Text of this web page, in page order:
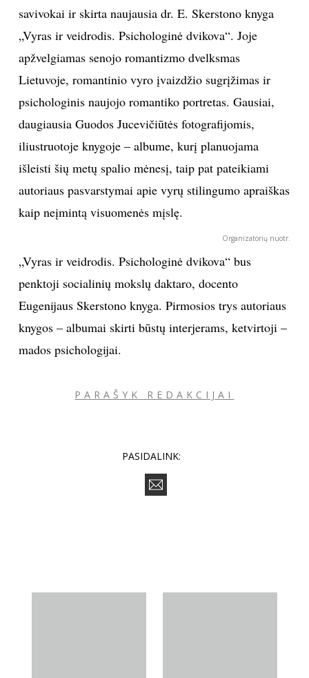
PRIVATUMO POLITIKA
Sekite mus:
PRENUMERUOK
NAUJIENLAIŠKĮ
Prenumeruodami portalą,
Jūs sutinkate su
taisyklėmis
savivokai ir skirta naujausia dr. E. Skerstono knyga
„Vyras ir veidrodis. Psichologinė dvikova“. Joje
apžvelgiamas senojo romantizmo dvelksmas
Lietuvoje, romantinio vyro įvaizdžio sugrįžimas ir
psichologinis naujojo romantiko portretas. Gausiai,
daugiausia Guodos Jucevičiūtės fotografijomis,
iliustruotoje knygoje – albume, kurį planuojama
išleisti šių metų spalio mėnesį, taip pat pateikiami
autoriaus pasvarstymai apie vyrų stilingumo apraiškas
kaip neįmintą visuomenės mįslę.
Organizatorių nuotr.
„Vyras ir veidrodis. Psichologinė dvikova“ bus
penktoji socialinių mokslų daktaro, docento
Eugenijaus Skerstono knyga. Pirmosios trys autoriaus
knygos – albumai skirti būstų interjerams, ketvirtoji –
mados psichologijai.
PARAŠYK REDAKCIJAI
PASIDALINK: